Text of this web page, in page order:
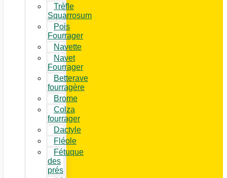
Trèfle
Squarrosum
Pois
Fourrager
Navette
Navet
Fourrager
Betterave
fourragère
Brome
Colza
fourrager
Dactyle
Fléole
Fétuque
des
prés